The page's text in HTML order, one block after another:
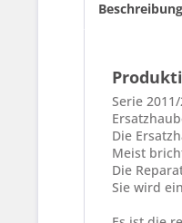
Beschreibung
Serie 2011/
Die
Meist
Die
Sie wird